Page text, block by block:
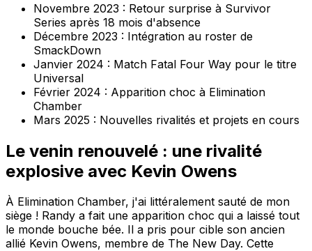
Novembre 2023 : Retour surprise à Survivor
Series après 18 mois d'absence
Décembre 2023 : Intégration au roster de
SmackDown
Janvier 2024 : Match Fatal Four Way pour le titre
Universal
Février 2024 : Apparition choc à Elimination
Chamber
Mars 2025 : Nouvelles rivalités et projets en cours
Le venin renouvelé : une rivalité
explosive avec Kevin Owens
À Elimination Chamber, j'ai littéralement sauté de mon
siège ! Randy a fait une apparition choc qui a laissé tout
le monde bouche bée. Il a pris pour cible son ancien
allié Kevin Owens, membre de The New Day. Cette